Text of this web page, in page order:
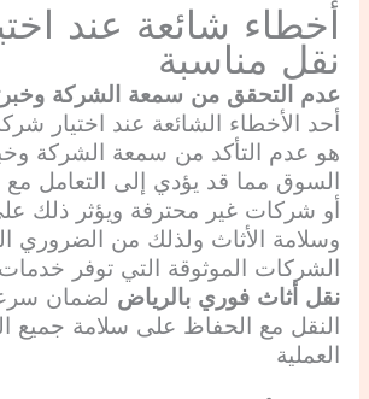
أخطاء شائعة عند
نقل مناسبة
عدم التحقق من سمعة الشركة
أحد الأخطاء الشائعة عند اختيار
هو عدم التأكد من سمعة الشركة
السوق مما قد يؤدي إلى التعامل
أو شركات غير محترفة ويؤثر ذلك
وسلامة الأثاث ولذلك من الضروري
الشركات الموثوقة التي توفر
نقل أثاث فوري بالرياض لضمان
النقل مع الحفاظ على سلامة جميع
العملية